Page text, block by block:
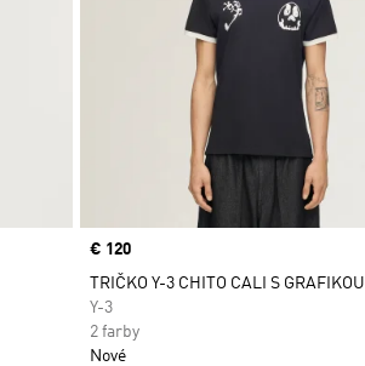
Price
€ 120
TRIČKO Y-3 CHITO CALI S GRAFIKOU
Y-3
2 farby
Nové